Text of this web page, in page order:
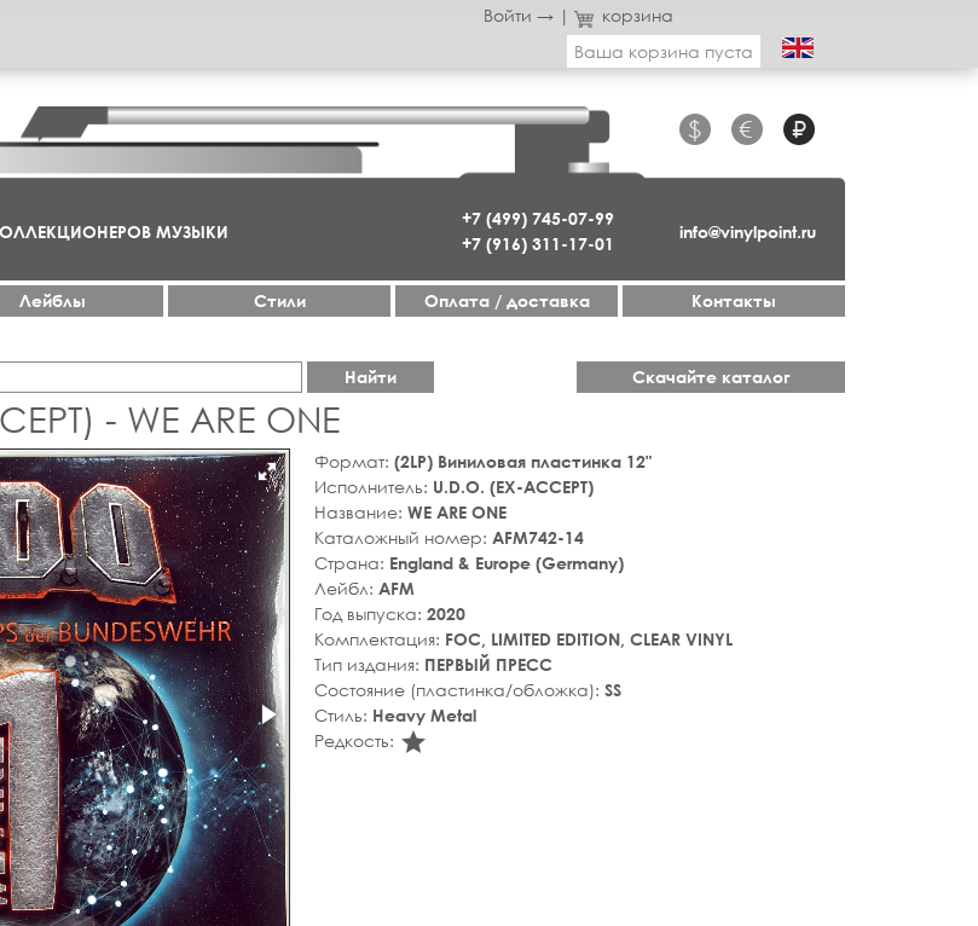
Войти → |
корзина
Ваша корзина пуста
+7 (499) 745-07-99
+7 (916) 311-17-01
$ € ₽
info@vinylpoint.ru
МУЗЫКИ
Лейблы Стили Оплата / доставка Контакты
Найти Скачайте каталог
- WE ARE ONE
Формат: (2LP) Виниловая пластинка 12"
Исполнитель: U.D.O. (EX-ACCEPT)
Название: WE ARE ONE
Каталожный номер: AFM742-14
Страна: England & Europe (Germany)
Лейбл: AFM
Год выпуска: 2020
Комплектация: FOC, LIMITED EDITION, CLEAR VINYL
Тип издания: ПЕРВЫЙ ПРЕСС
Состояние (пластинка/обложка): SS
Стиль: Heavy Metal
Редкость: star_rate